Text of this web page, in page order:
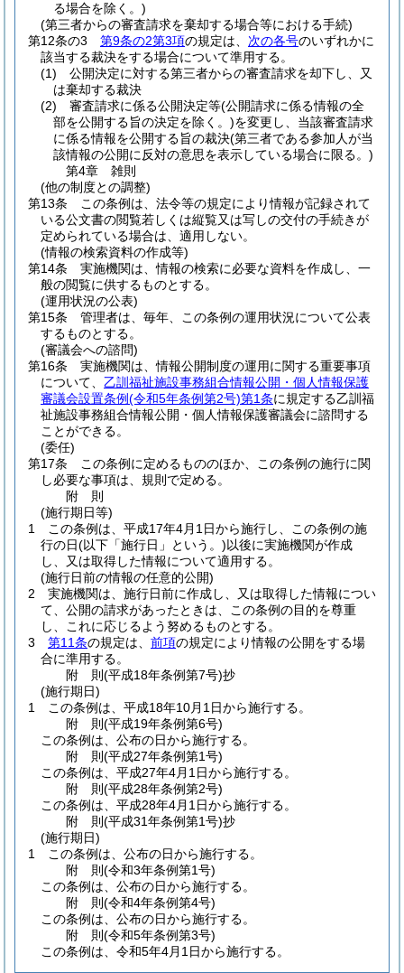
る場合を除く。)
(第三者からの審査請求を棄却する場合等における手続)
第12条の3
第9条の2第3項の規定は、 次の各号のいずれかに
該当する裁決をする場合について準用する。
(1)
公開決定に対する第三者からの審査請求を却下し、又
は棄却する裁決
(2)
審査請求に係る公開決定等(公開請求に係る情報の全
部を公開する旨の決定を除く。)を変更し、当該審査請求
に係る情報を公開する旨の裁決(第三者である参加人が当
該情報の公開に反対の意思を表示している場合に限る。)
第4章
雑則
(他の制度との調整)
第13条
この条例は、法令等の規定により情報が記録されて
いる公文書の閲覧若しくは縦覧又は写しの交付の手続きが
定められている場合は、適用しない。
(情報の検索資料の作成等)
第14条
実施機関は、情報の検索に必要な資料を作成し、一
般の閲覧に供するものとする。
(運用状況の公表)
第15条
管理者は、毎年、この条例の運用状況について公表
するものとする。
(審議会への諮問)
第16条
実施機関は、情報公開制度の運用に関する重要事項
について、 乙訓福祉施設事務組合情報公開・個人情報保護
審議会設置条例(令和5年条例第2号)第1条に規定する乙訓福
祉施設事務組合情報公開・個人情報保護審議会に諮問する
ことができる。
(委任)
第17条
この条例に定めるもののほか、この条例の施行に関
し必要な事項は、規則で定める。
附 則
(施行期日等)
1
この条例は、平成17年4月1日から施行し、この条例の施
行の日(以下「施行日」という。)以後に実施機関が作成
し、又は取得した情報について適用する。
(施行日前の情報の任意的公開)
2
実施機関は、施行日前に作成し、又は取得した情報につい
て、公開の請求があったときは、この条例の目的を尊重
し、これに応じるよう努めるものとする。
3
第11条の規定は、 前項の規定により情報の公開をする場
合に準用する。
附 則(平成18年条例第7号)抄
(施行期日)
1
この条例は、平成18年10月1日から施行する。
附 則(平成19年条例第6号)
この条例は、公布の日から施行する。
附 則(平成27年条例第1号)
この条例は、平成27年4月1日から施行する。
附 則(平成28年条例第2号)
この条例は、平成28年4月1日から施行する。
附 則(平成31年条例第1号)抄
(施行期日)
1
この条例は、公布の日から施行する。
附 則(令和3年条例第1号)
この条例は、公布の日から施行する。
附 則(令和4年条例第4号)
この条例は、公布の日から施行する。
附 則(令和5年条例第3号)
この条例は、令和5年4月1日から施行する。